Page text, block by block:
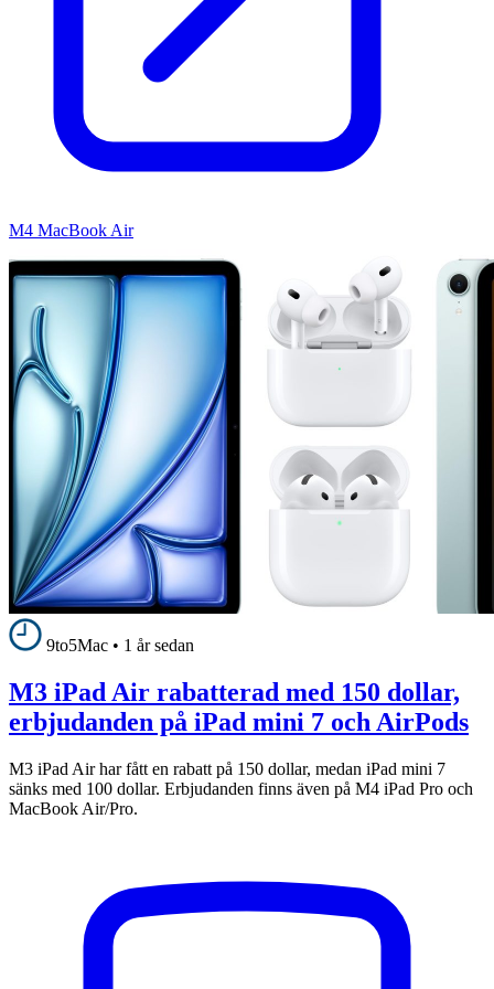
M4 MacBook Air
9to5Mac • 1 år sedan
M3 iPad Air rabatterad med 150 dollar,
erbjudanden på iPad mini 7 och AirPods
M3 iPad Air har fått en rabatt på 150 dollar, medan iPad mini 7
sänks med 100 dollar. Erbjudanden finns även på M4 iPad Pro och
MacBook Air/Pro.